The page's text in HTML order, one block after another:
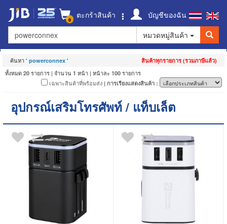
0 ตะกร้าสินค้า
บัญชีของฉัน
หมวดหมู่สินค้า
ค้นหา ' powerconnex ' สินค้าทุกรายการ (รวมภาษีแล้ว)
ทั้งหมด 20 รายการ | จำนวน 1 หน้า | หน้าละ 100 รายการ
เฉพาะสินค้าที่พร้อมส่ง | การเรียงแสดงสินค้า :
อุปกรณ์เสริมโทรศัพท์ / แท็บเล็ต